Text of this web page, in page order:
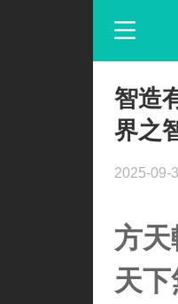
智造
界之
2025-09-
方天
天